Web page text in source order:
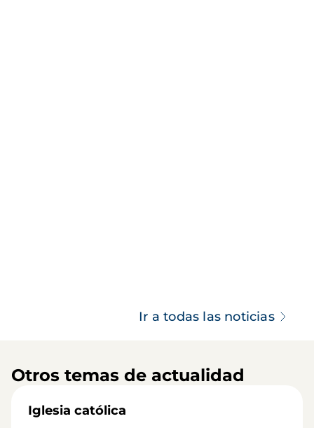
Ir a todas las noticias
Otros temas de actualidad
Iglesia católica